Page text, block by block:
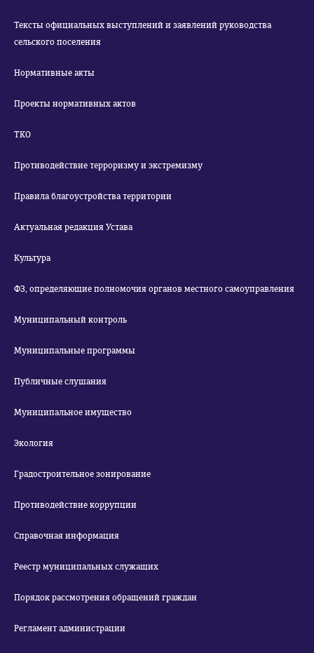
Тексты официальных выступлений и заявлений руководства
сельского поселения
Нормативные акты
Проекты нормативных актов
ТКО
Противодействие терроризму и экстремизму
Правила благоустройства территории
Актуальная редакция Устава
Культура
ФЗ, определяющие полномочия органов местного самоуправления
Муниципальный контроль
Муниципальные программы
Публичные слушания
Муниципальное имущество
Экология
Градостроительное зонирование
Противодействие коррупции
Справочная информация
Реестр муниципальных служащих
Порядок рассмотрения обращений граждан
Регламент администрации